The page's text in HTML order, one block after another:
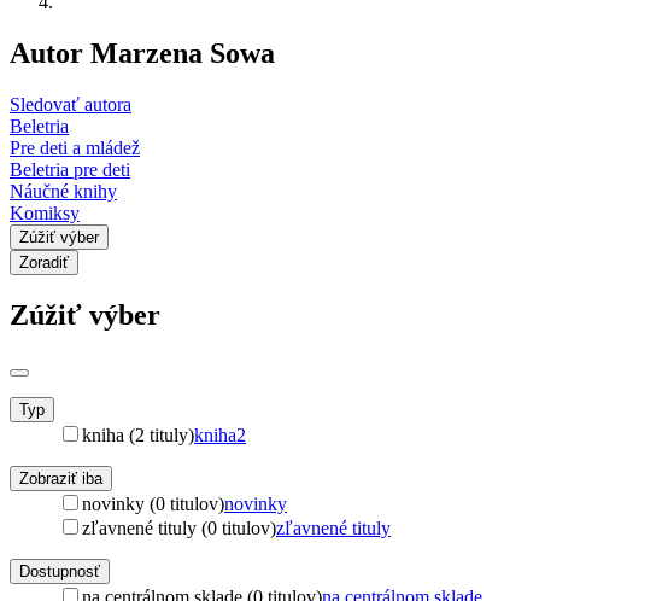
Autor Marzena Sowa
Sledovať autora
Beletria
Pre deti a mládež
Beletria pre deti
Náučné knihy
Komiksy
Zúžiť výber
Zoradiť
Zúžiť výber
Typ
kniha (2 tituly)kniha2
Zobraziť iba
novinky (0 titulov)novinky
zľavnené tituly (0 titulov)zľavnené tituly
Dostupnosť
na centrálnom sklade (0 titulov)na centrálnom sklade